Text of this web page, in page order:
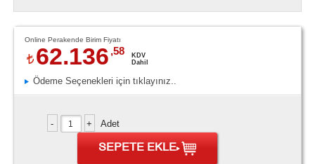
Online Perakende Birim Fiyatı
62.136 ,58
KDV
Dahil
Ödeme Seçenekleri için tıklayınız..
Adet
SEPETE EKLE